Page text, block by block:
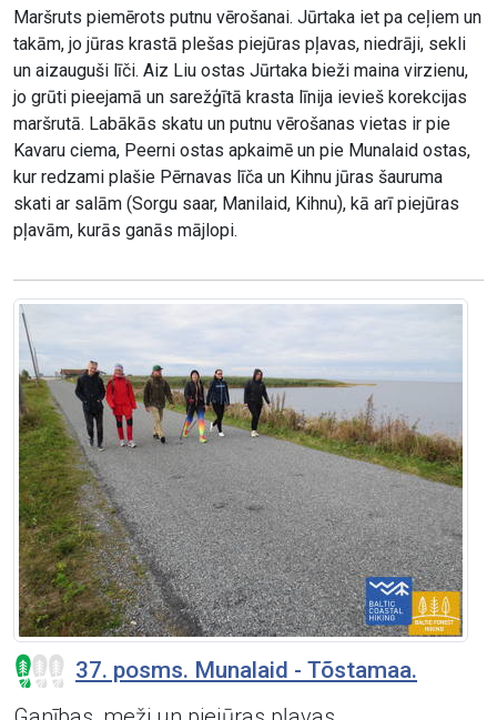
Maršruts piemērots putnu vērošanai. Jūrtaka iet pa ceļiem un
takām, jo jūras krastā plešas piejūras pļavas, niedrāji, sekli
un aizauguši līči. Aiz Liu ostas Jūrtaka bieži maina virzienu,
jo grūti pieejamā un sarežģītā krasta līnija ievieš korekcijas
maršrutā. Labākās skatu un putnu vērošanas vietas ir pie
Kavaru ciema, Peerni ostas apkaimē un pie Munalaid ostas,
kur redzami plašie Pērnavas līča un Kihnu jūras šauruma
skati ar salām (Sorgu saar, Manilaid, Kihnu), kā arī piejūras
pļavām, kurās ganās mājlopi.
37. posms. Munalaid - Tõstamaa.